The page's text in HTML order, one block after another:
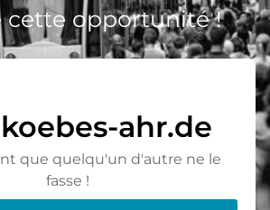
cette opportunité !
ahr.de
que quelqu'un d'autre ne le
fasse !